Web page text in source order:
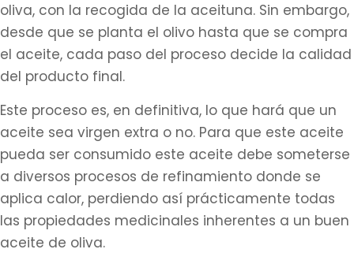
oliva, con la recogida de la aceituna. Sin embargo,
desde que se planta el olivo hasta que se compra
el aceite, cada paso del proceso decide la calidad
del producto final.
Este proceso es, en definitiva, lo que hará que un
aceite sea virgen extra o no. Para que este aceite
pueda ser consumido este aceite debe someterse
a diversos procesos de refinamiento donde se
aplica calor, perdiendo así prácticamente todas
las propiedades medicinales inherentes a un buen
aceite de oliva.